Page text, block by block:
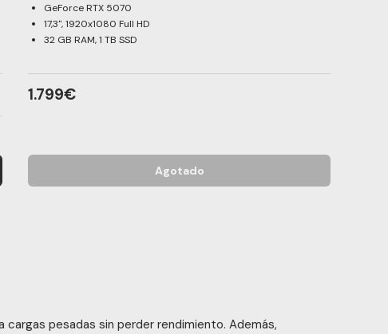
GeForce RTX 5070
17,3", 1920x1080 Full HD
32 GB RAM, 1 TB SSD
1.799€
Agotado
pesadas sin perder rendimiento. Además,